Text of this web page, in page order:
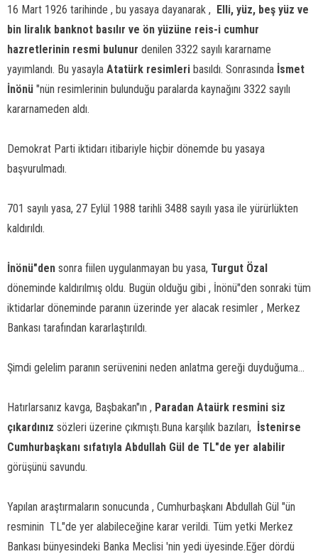
16 Mart 1926 tarihinde , bu yasaya dayanarak ,  Elli, yüz, beş yüz ve
bin liralık banknot basılır ve ön yüzüne reis-i cumhur
hazretlerinin resmi bulunur  denilen 3322 sayılı kararname
yayımlandı. Bu yasayla Atatürk resimleri basıldı. Sonrasında İsmet
İnönü "nün resimlerinin bulunduğu paralarda kaynağını 3322 sayılı
kararnameden aldı.
Demokrat Parti iktidarı itibariyle hiçbir dönemde bu yasaya
başvurulmadı.
701 sayılı yasa, 27 Eylül 1988 tarihli 3488 sayılı yasa ile yürürlükten
kaldırıldı.
İnönü"den sonra fiilen uygulanmayan bu yasa, Turgut Özal
döneminde kaldırılmış oldu. Bugün olduğu gibi , İnönü"den sonraki tüm
iktidarlar döneminde paranın üzerinde yer alacak resimler , Merkez
Bankası tarafından kararlaştırıldı.
Şimdi gelelim paranın serüvenini neden anlatma gereği duyduğuma...
Hatırlarsanız kavga, Başbakan"ın , Paradan Ataürk resmini siz
çıkardınız  sözleri üzerine çıkmıştı.Buna karşılık bazıları,  İstenirse
Cumhurbaşkanı sıfatıyla Abdullah Gül de TL"de yer alabilir
görüşünü savundu.
Yapılan araştırmaların sonucunda , Cumhurbaşkanı Abdullah Gül "ün
resminin TL"de yer alabileceğine karar verildi. Tüm yetki Merkez
Bankası bünyesindeki Banka Meclisi 'nin yedi üyesinde.Eğer dördü 